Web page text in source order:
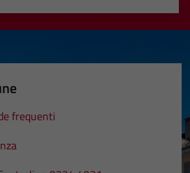
5 stelle su 5
su 5
su 5
frequenti